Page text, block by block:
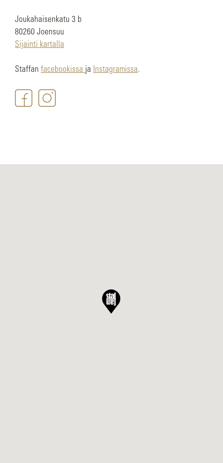
Joukahaisenkatu 3 b
80260 Joensuu
Sijainti kartalla
Staffan facebookissa ja Instagramissa.